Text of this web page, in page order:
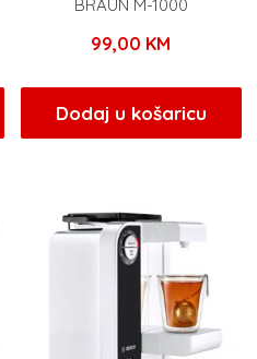
BRAUN M-1000
99,00 KM
Dodaj u košaricu